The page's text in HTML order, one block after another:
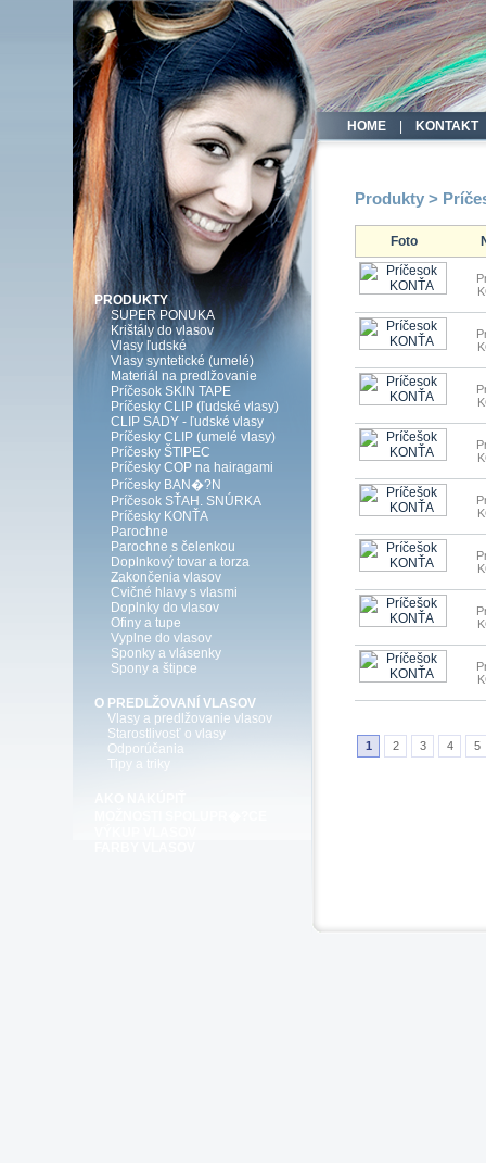
HOME| KONTAKT
PRODUKTY
SUPER PONUKA
Krištály do vlasov
Vlasy ľudské
Vlasy syntetické (umelé)
Materiál na predlžovanie
Príčesok SKIN TAPE
Príčesky CLIP (ľudské vlasy)
CLIP SADY - ľudské vlasy
Príčesky CLIP (umelé vlasy)
Príčesky ŠTIPEC
Príčesky COP na hairagami
Príčesky BAN�?N
Príčesok SŤAH. SNÚRKA
Príčesky KONŤA
Parochne
Parochne s čelenkou
Doplnkový tovar a torza
Zakončenia vlasov
Cvičné hlavy s vlasmi
Doplnky do vlasov
Ofiny a tupe
Vyplne do vlasov
Sponky a vlásenky
Spony a štipce
O PREDLŽOVANÍ VLASOV
Vlasy a predlžovanie vlasov
Starostlivosť o vlasy
Odporúčania
Tipy a triky
Produkty >
Foto
1 2 3 4 5